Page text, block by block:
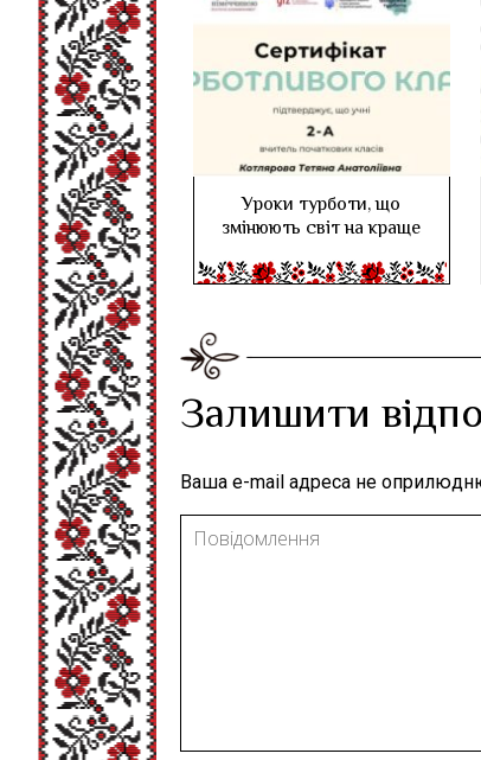
Уроки турботи, що
змінюють світ на краще
Залишити
Ваша e-mail адреса не